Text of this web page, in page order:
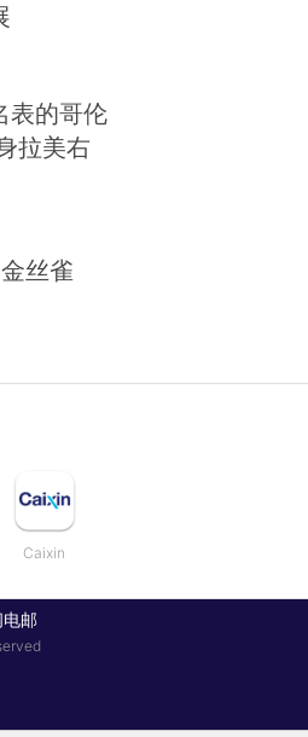
表的哥伦
拉美右
丝雀
Caixin
邮